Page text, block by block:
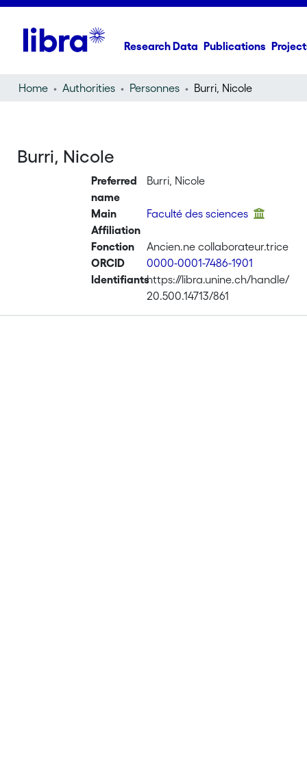
Research Data Publications
Home Authorities Personnes Burri, Nicole
Burri, Nicole
Preferred
name
Burri, Nicole
Main
Affiliation
Faculté des sciences
Fonction
Ancien.ne collaborateur.trice
ORCID
0000-0001-7486-1901
Identifiantshttps://libra.unine.ch/handle/
20.500.14713/861